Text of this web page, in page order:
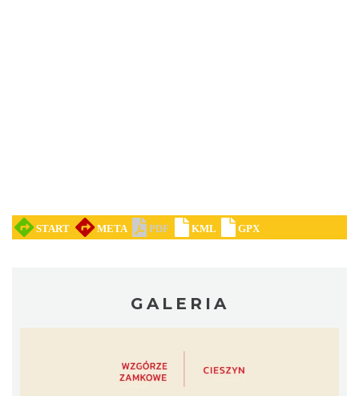
GALERIA